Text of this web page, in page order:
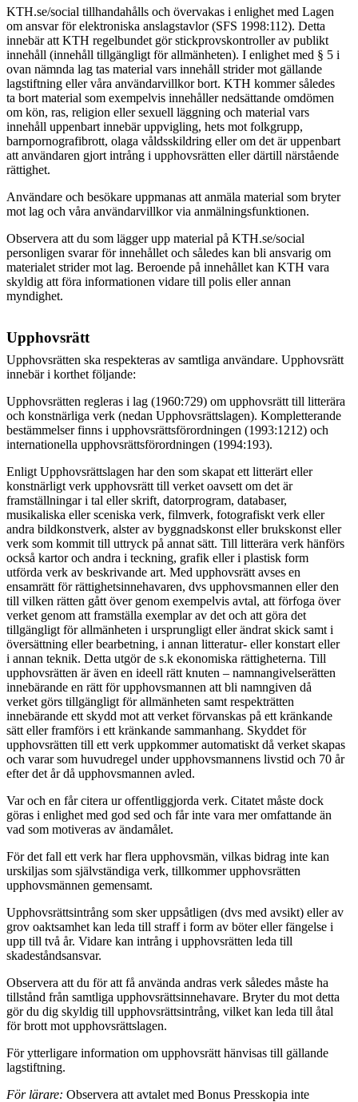
KTH.se/social tillhandahålls och övervakas i enlighet med Lagen
om ansvar för elektroniska anslagstavlor (SFS 1998:112). Detta
innebär att KTH regelbundet gör stickprovskontroller av publikt
innehåll (innehåll tillgängligt för allmänheten). I enlighet med § 5 i
ovan nämnda lag tas material vars innehåll strider mot gällande
lagstiftning eller våra användarvillkor bort. KTH kommer således
ta bort material som exempelvis innehåller nedsättande omdömen
om kön, ras, religion eller sexuell läggning och material vars
innehåll uppenbart innebär uppvigling, hets mot folkgrupp,
barnpornografibrott, olaga våldsskildring eller om det är uppenbart
att användaren gjort intrång i upphovsrätten eller därtill närstående
rättighet.
Användare och besökare uppmanas att anmäla material som bryter
mot lag och våra användarvillkor via anmälningsfunktionen.
Observera att du som lägger upp material på KTH.se/social
personligen svarar för innehållet och således kan bli ansvarig om
materialet strider mot lag. Beroende på innehållet kan KTH vara
skyldig att föra informationen vidare till polis eller annan
myndighet.
Upphovsrätt
Upphovsrätten ska respekteras av samtliga användare. Upphovsrätt
innebär i korthet följande:
Upphovsrätten regleras i lag (1960:729) om upphovsrätt till litterära
och konstnärliga verk (nedan Upphovsrättslagen). Kompletterande
bestämmelser finns i upphovsrättsförordningen (1993:1212) och
internationella upphovsrättsförordningen (1994:193).
Enligt Upphovsrättslagen har den som skapat ett litterärt eller
konstnärligt verk upphovsrätt till verket oavsett om det är
framställningar i tal eller skrift, datorprogram, databaser,
musikaliska eller sceniska verk, filmverk, fotografiskt verk eller
andra bildkonstverk, alster av byggnadskonst eller brukskonst eller
verk som kommit till uttryck på annat sätt. Till litterära verk hänförs
också kartor och andra i teckning, grafik eller i plastisk form
utförda verk av beskrivande art. Med upphovsrätt avses en
ensamrätt för rättighetsinnehavaren, dvs upphovsmannen eller den
till vilken rätten gått över genom exempelvis avtal, att förfoga över
verket genom att framställa exemplar av det och att göra det
tillgängligt för allmänheten i ursprungligt eller ändrat skick samt i
översättning eller bearbetning, i annan litteratur- eller konstart eller
i annan teknik. Detta utgör de s.k ekonomiska rättigheterna. Till
upphovsrätten är även en ideell rätt knuten – namnangivelserätten
innebärande en rätt för upphovsmannen att bli namngiven då
verket görs tillgängligt för allmänheten samt respekträtten
innebärande ett skydd mot att verket förvanskas på ett kränkande
sätt eller framförs i ett kränkande sammanhang. Skyddet för
upphovsrätten till ett verk uppkommer automatiskt då verket skapas
och varar som huvudregel under upphovsmannens livstid och 70 år
efter det år då upphovsmannen avled.
Var och en får citera ur offentliggjorda verk. Citatet måste dock
göras i enlighet med god sed och får inte vara mer omfattande än
vad som motiveras av ändamålet.
För det fall ett verk har flera upphovsmän, vilkas bidrag inte kan
urskiljas som självständiga verk, tillkommer upphovsrätten
upphovsmännen gemensamt.
Upphovsrättsintrång som sker uppsåtligen (dvs med avsikt) eller av
grov oaktsamhet kan leda till straff i form av böter eller fängelse i
upp till två år. Vidare kan intrång i upphovsrätten leda till
skadeståndsansvar.
Observera att du för att få använda andras verk således måste ha
tillstånd från samtliga upphovsrättsinnehavare. Bryter du mot detta
gör du dig skyldig till upphovsrättsintrång, vilket kan leda till åtal
för brott mot upphovsrättslagen.
För ytterligare information om upphovsrätt hänvisas till gällande
lagstiftning.
För lärare: Observera att avtalet med Bonus Presskopia inte